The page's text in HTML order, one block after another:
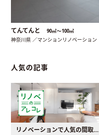
てんてんと 90㎡〜100㎡
神奈川県 ／マンションリノベーション
人気の記事
リノベーションで人気の間取りとは？トレンドの間取りと実例を徹底解説